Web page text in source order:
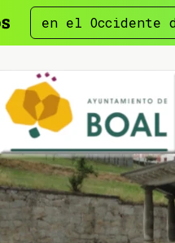
en el Occidente